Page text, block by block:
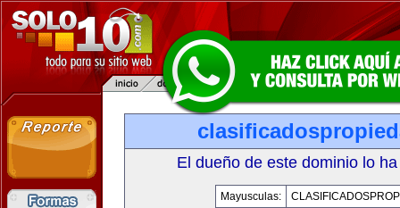
El dueño de este dominio lo
Mayusculas: